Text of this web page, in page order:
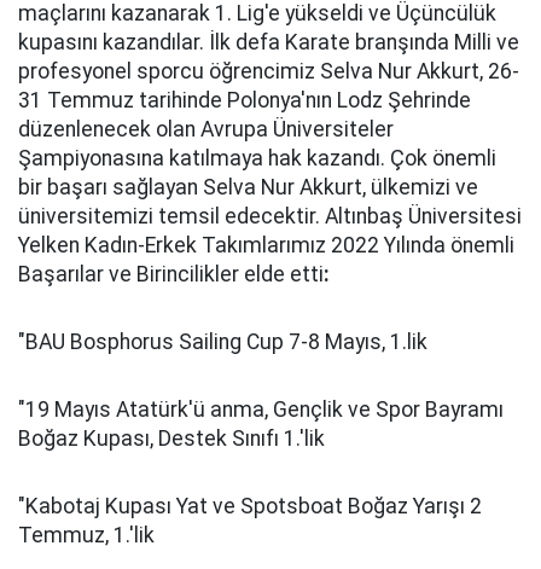
maçlarını kazanarak 1. Lig'e yükseldi ve Üçüncülük
kupasını kazandılar. İlk defa Karate branşında Milli ve
profesyonel sporcu öğrencimiz Selva Nur Akkurt, 26-
31 Temmuz tarihinde Polonya'nın Lodz Şehrinde
düzenlenecek olan Avrupa Üniversiteler
Şampiyonasına katılmaya hak kazandı. Çok önemli
bir başarı sağlayan Selva Nur Akkurt, ülkemizi ve
üniversitemizi temsil edecektir. Altınbaş Üniversitesi
Yelken Kadın-Erkek Takımlarımız 2022 Yılında önemli
Başarılar ve Birincilikler elde etti:
"BAU Bosphorus Sailing Cup 7-8 Mayıs, 1.lik
"19 Mayıs Atatürk'ü anma, Gençlik ve Spor Bayramı
Boğaz Kupası, Destek Sınıfı 1.'lik
"Kabotaj Kupası Yat ve Spotsboat Boğaz Yarışı 2
Temmuz, 1.'lik